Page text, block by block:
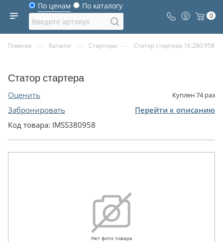
По ценам По каталогу
0
Главная — Каталог — Стартеры — Статор стартера 16.280.958
Статор стартера
Оценить Куплен74раз
Забронировать
Перейти к описанию
Код товара: IMSS380958
Нет фото товара